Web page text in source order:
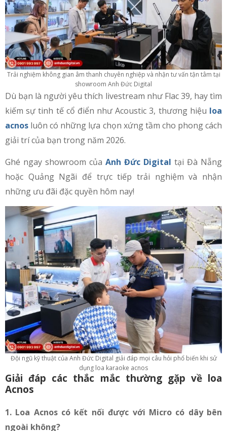
Trải nghiệm không gian âm thanh chuyên nghiệp và nhận tư vấn tận tâm tại
showroom Anh Đức Digital
Dù bạn là người yêu thích livestream như Flac 39, hay tìm
kiếm sự tinh tế cổ điển như Acoustic 3, thương hiệu loa
acnos luôn có những lựa chọn xứng tầm cho phong cách
giải trí của bạn trong năm 2026.
Ghé ngay showroom của Anh Đức Digital tại Đà Nẵng
hoặc Quảng Ngãi để trực tiếp trải nghiệm và nhận
những ưu đãi đặc quyền hôm nay!
Đội ngũ kỹ thuật của Anh Đức Digital giải đáp mọi câu hỏi phổ biến khi sử
dụng loa karaoke acnos
Giải đáp các thắc mắc thường gặp về loa
Acnos
1. Loa Acnos có kết nối được với Micro có dây bên
ngoài không?